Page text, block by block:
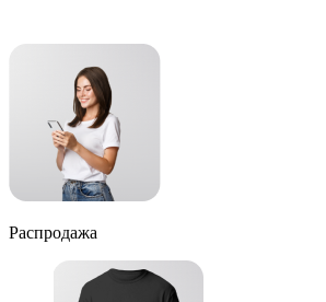
Распродажа